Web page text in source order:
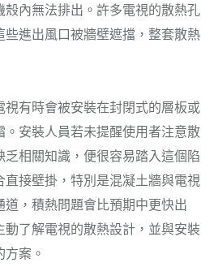
內無法排出。許多電視的散熱孔
進出風口被牆壁遮擋，整套散熱
視有時會被安裝在封閉式的層板或
安裝人員若未提醒使用者注意散
相關知識，便很容易踏入這個陷
接壁掛，特別是混凝土牆與電視
，積熱問題會比預期中更快出
了解電視的散熱設計，並與安裝
案。